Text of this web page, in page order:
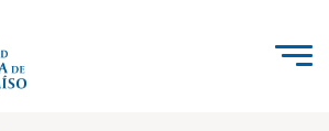
al contenido